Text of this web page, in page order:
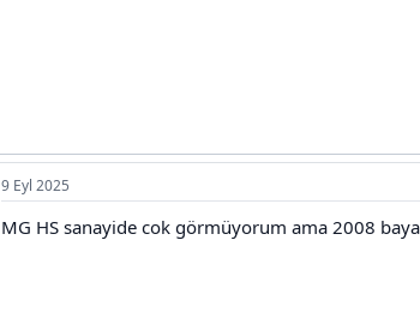
9 Eyl 2025
MG HS sanayide cok görmüyorum ama 2008